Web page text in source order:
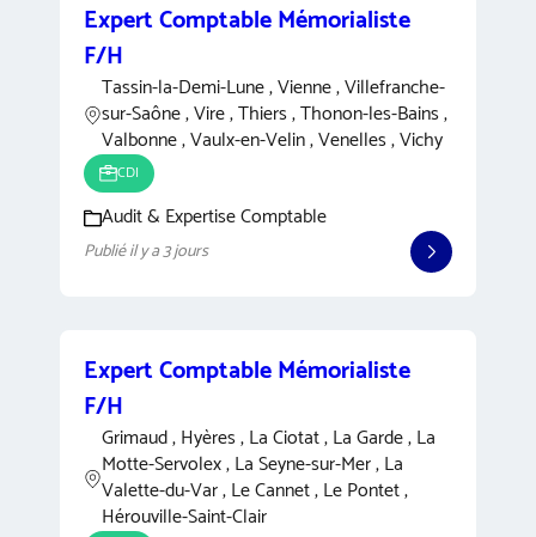
Expert Comptable Mémorialiste
F/H
Tassin-la-Demi-Lune , Vienne , Villefranche-
sur-Saône , Vire , Thiers , Thonon-les-Bains ,
Valbonne , Vaulx-en-Velin , Venelles , Vichy
CDI
Audit & Expertise Comptable
Publié il y a 3 jours
Expert Comptable Mémorialiste
F/H
Grimaud , Hyères , La Ciotat , La Garde , La
Motte-Servolex , La Seyne-sur-Mer , La
Valette-du-Var , Le Cannet , Le Pontet ,
Hérouville-Saint-Clair